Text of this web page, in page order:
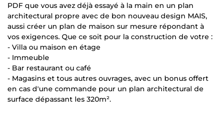
PDF que vous avez déjà essayé à la main en un plan
architectural propre avec de bon nouveau design MAIS,
aussi créer un plan de maison sur mesure répondant à
vos exigences. Que ce soit pour la construction de votre :
- Villa ou maison en étage
- Immeuble
- Bar restaurant ou café
- Magasins et tous autres ouvrages, avec un bonus offert
en cas d'une commande pour un plan architectural de
surface dépassant les 320m².